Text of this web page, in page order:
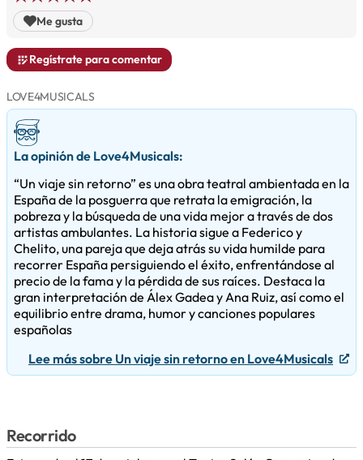
Me gusta
Regístrate para comentar
LOVE4MUSICALS
La opinión de Love4Musicals:
“Un viaje sin retorno” es una obra teatral ambientada en la
España de la posguerra que retrata la emigración, la
pobreza y la búsqueda de una vida mejor a través de dos
artistas ambulantes. La historia sigue a Federico y
Chelito, una pareja que deja atrás su vida humilde para
recorrer España persiguiendo el éxito, enfrentándose al
precio de la fama y la pérdida de sus raíces. Destaca la
gran interpretación de Álex Gadea y Ana Ruiz, así como el
equilibrio entre drama, humor y canciones populares
españolas
Lee más sobre Un viaje sin retorno en Love4Musicals
Recorrido